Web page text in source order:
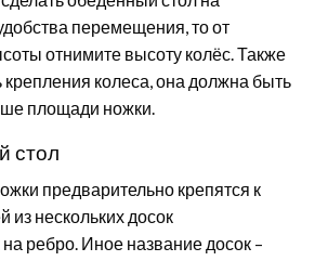
перемещения, то от
отнимите высоту колёс. Также
колеса, она должна быть
площади ножки.
стол
предварительно крепятся к
из нескольких досок
ребро. Иное название досок –